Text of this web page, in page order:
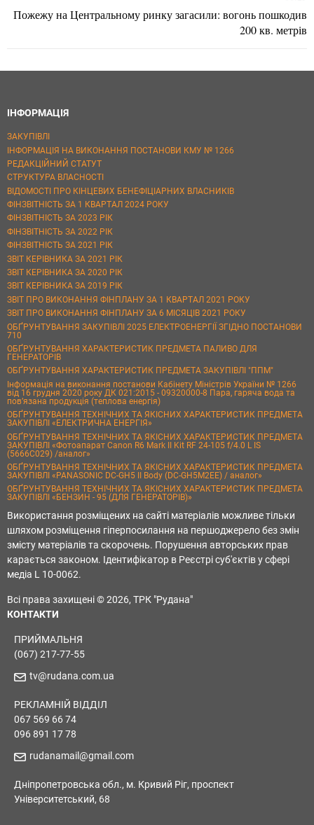
Пожежу на Центральному ринку загасили: вогонь пошкодив
200 кв. метрів
ІНФОРМАЦІЯ
ЗАКУПІВЛІ
ІНФОРМАЦІЯ НА ВИКОНАННЯ ПОСТАНОВИ КМУ № 1266
РЕДАКЦІЙНИЙ СТАТУТ
СТРУКТУРА ВЛАСНОСТІ
ВІДОМОСТІ ПРО КІНЦЕВИХ БЕНЕФІЦІАРНИХ ВЛАСНИКІВ
ФІНЗВІТНІСТЬ ЗА 1 КВАРТАЛ 2024 РОКУ
ФІНЗВІТНІСТЬ ЗА 2023 РІК
ФІНЗВІТНІСТЬ ЗА 2022 РІК
ФІНЗВІТНІСТЬ ЗА 2021 РІК
ЗВІТ КЕРІВНИКА ЗА 2021 РІК
ЗВІТ КЕРІВНИКА ЗА 2020 РІК
ЗВІТ КЕРІВНИКА ЗА 2019 РІК
ЗВІТ ПРО ВИКОНАННЯ ФІНПЛАНУ ЗА 1 КВАРТАЛ 2021 РОКУ
ЗВІТ ПРО ВИКОНАННЯ ФІНПЛАНУ ЗА 6 МІСЯЦІВ 2021 РОКУ
ОБҐРУНТУВАННЯ ЗАКУПІВЛІ 2025 ЕЛЕКТРОЕНЕРГІЇ ЗГІДНО ПОСТАНОВИ
710
ОБҐРУНТУВАННЯ ХАРАКТЕРИСТИК ПРЕДМЕТА ПАЛИВО ДЛЯ
ГЕНЕРАТОРІВ
ОБҐРУНТУВАННЯ ХАРАКТЕРИСТИК ПРЕДМЕТА ЗАКУПІВЛІ "ППМ"
Інформація на виконання постанови Кабінету Міністрів України № 1266
від 16 грудня 2020 року ДК 021:2015 - 09320000-8 Пара, гаряча вода та
пов’язана продукція (теплова енергія)
ОБҐРУНТУВАННЯ ТЕХНІЧНИХ ТА ЯКІСНИХ ХАРАКТЕРИСТИК ПРЕДМЕТА
ЗАКУПІВЛІ «ЕЛЕКТРИЧНА ЕНЕРГІЯ»
ОБҐРУНТУВАННЯ ТЕХНІЧНИХ ТА ЯКІСНИХ ХАРАКТЕРИСТИК ПРЕДМЕТА
ЗАКУПІВЛІ «Фотоапарат Canon R6 Mark II Kit RF 24-105 f/4.0 L IS
(5666C029) /аналог»
ОБҐРУНТУВАННЯ ТЕХНІЧНИХ ТА ЯКІСНИХ ХАРАКТЕРИСТИК ПРЕДМЕТА
ЗАКУПІВЛІ «PANASONIC DC-GH5 II Body (DC-GH5M2EE) / аналог»
ОБҐРУНТУВАННЯ ТЕХНІЧНИХ ТА ЯКІСНИХ ХАРАКТЕРИСТИК ПРЕДМЕТА
ЗАКУПІВЛІ «БЕНЗИН - 95 (ДЛЯ ГЕНЕРАТОРІВ)»
Використання розміщених на сайті матеріалів можливе тільки
шляхом розміщення гіперпосилання на першоджерело без змін
змісту матеріалів та скорочень. Порушення авторських прав
карається законом. Ідентифікатор в Реєстрі суб'єктів у сфері
медіа L 10-0062.
Всі права захищені © 2026, ТРК "Рудана"
КОНТАКТИ
ПРИЙМАЛЬНЯ
(067) 217-77-55
tv@rudana.com.ua
РЕКЛАМНІЙ ВІДДІЛ
067 569 66 74
096 891 17 78
rudanamail@gmail.com
Дніпропетровська обл., м. Кривий Ріг, проспект
Університетський, 68